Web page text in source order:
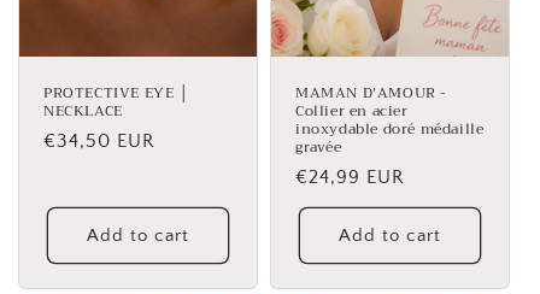
PROTECTIVE EYE │
NECKLACE
Regular
€34,50 EUR
Add to cart
MAMAN D’AMOUR -
Collier en acier
inoxydable doré médaille
gravée
Regular
price
€24,99 EUR
Add to cart